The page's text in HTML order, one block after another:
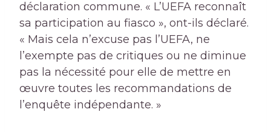
déclaration commune. « L’UEFA reconnaît
sa participation au fiasco », ont-ils déclaré.
« Mais cela n’excuse pas l’UEFA, ne
l’exempte pas de critiques ou ne diminue
pas la nécessité pour elle de mettre en
œuvre toutes les recommandations de
l’enquête indépendante. »